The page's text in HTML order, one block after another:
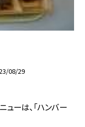
08/29
ーは、「ハンバー